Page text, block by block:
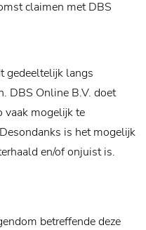
claimen met DBS
gedeeltelijk langs
DBS Online B.V. doet
vaak mogelijk te
is het mogelijk
en/of onjuist is.
betreffende deze